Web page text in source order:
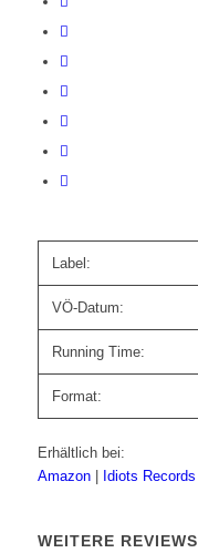
Label:
VÖ-Datum:
Running Time:
Format:
Erhältlich bei:
Amazon
Idiots Records
WEITERE REVIEWS